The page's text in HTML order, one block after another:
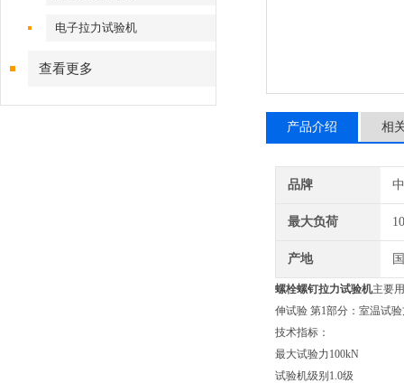
电子拉力试验机
查看更多
产品介绍 相
品牌
最大负荷
产地
螺栓螺钉拉力试验机主要
伸试验 第1部分：室温试
技术指标：
最大试验力100kN
试验机级别1.0级